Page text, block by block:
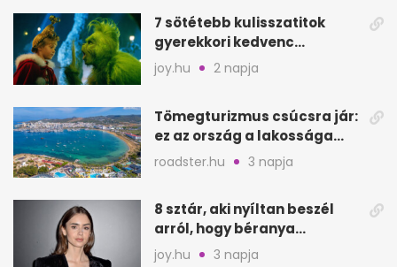
7 sötétebb kulisszatitok
gyerekkori kedvenc
filmjeinkről a Joy szerint
joy.hu 2 napja
Tömegturizmus csúcsra jár:
ez az ország a lakossága
kétszeresét fogadja
roadster.hu 3 napja
8 sztár, aki nyíltan beszél
arról, hogy béranya
segítette a családalapítást
joy.hu 3 napja